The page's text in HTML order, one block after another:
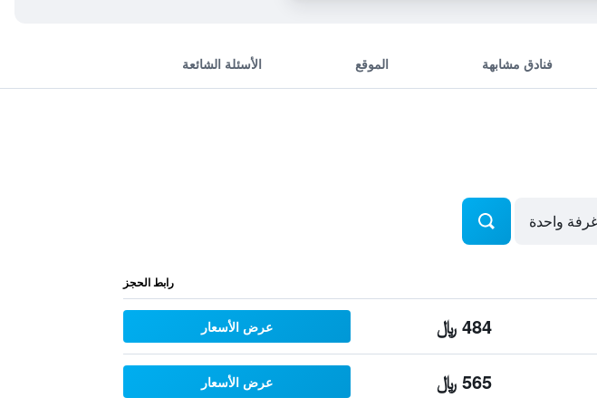
فنادق مشابهة الموقع الأسئلة الشائعة
رابط الحجز
484 ﷼ عرض الأسعار
565 ﷼ عرض الأسعار